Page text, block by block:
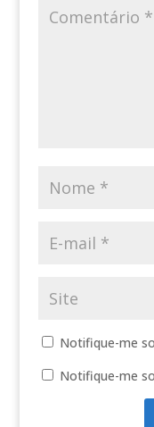
Notifique-me
Notifique-me